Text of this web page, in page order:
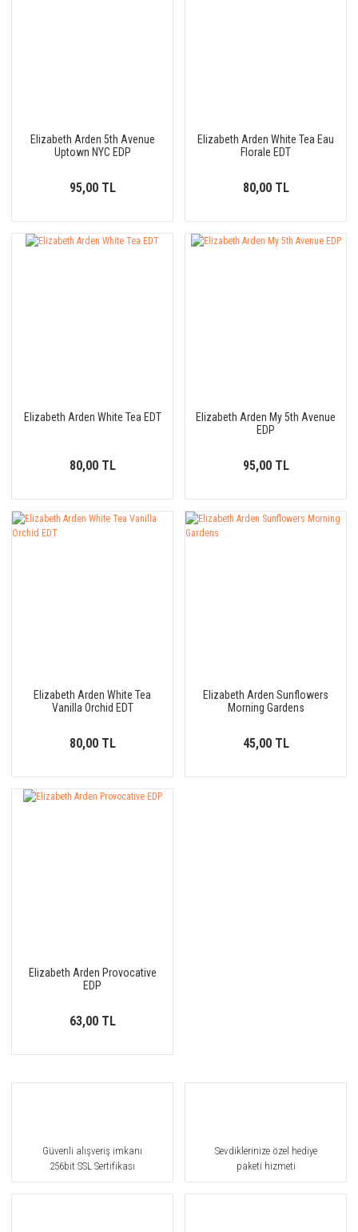
Elizabeth Arden 5th Avenue
Uptown NYC EDP
95,00 TL
Elizabeth Arden White Tea Eau
Florale EDT
80,00 TL
Elizabeth Arden White Tea EDT
80,00 TL
Elizabeth Arden My 5th Avenue
EDP
95,00 TL
Elizabeth Arden White Tea
Vanilla Orchid EDT
80,00 TL
Elizabeth Arden Sunflowers
Morning Gardens
45,00 TL
Elizabeth Arden Provocative
EDP
63,00 TL
Güvenli alışveriş imkanı
256bit SSL Sertifikası
Sevdiklerinize özel hediye
paketi hizmeti